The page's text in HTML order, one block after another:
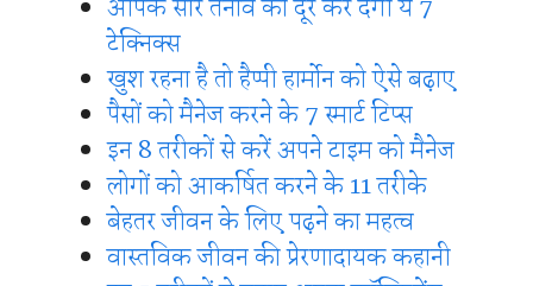
आपके सारे तनाव को दूर कर देंगी ये 7
टेक्निक्स
खुश रहना है तो हैप्पी हार्मोन को ऐसे बढ़ाए
पैसों को मैनेज करने के 7 स्मार्ट टिप्स
इन 8 तरीकों से करें अपने टाइम को मैनेज
लोगों को आकर्षित करने के 11 तरीके
बेहतर जीवन के लिए पढ़ने का महत्व
वास्तविक जीवन की प्रेरणादायक कहानी